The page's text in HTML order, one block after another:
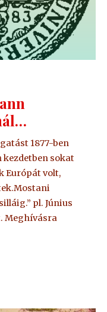
1877-ben
kezdetben sokat
Európát volt,
pl. Június
Meghívásra